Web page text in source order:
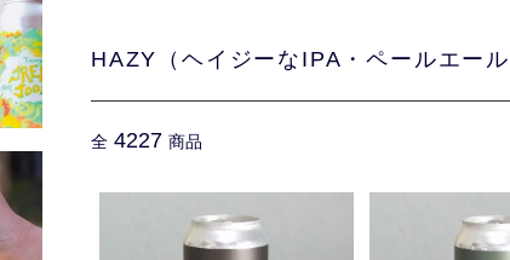
HAZY（ヘイジーなIPA・ペールエール
全 4227 商品